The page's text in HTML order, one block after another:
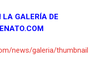
LA GALERÍA DE
news/galeria/thumbnail